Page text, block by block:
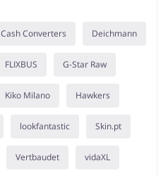
Cash Converters Deichmann
FLIXBUS G-Star Raw
Kiko Milano Hawkers
lookfantastic Skin.pt
Vertbaudet vidaXL